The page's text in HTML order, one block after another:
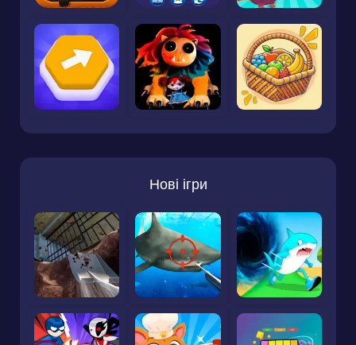
Нові ігри